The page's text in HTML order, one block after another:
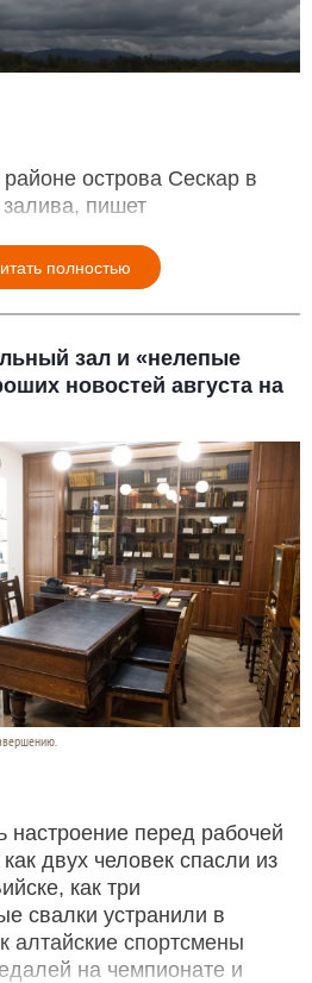
острова Сескар в
пишет
полностью
зал и «нелепые
новостей августа на
настроение перед рабочей
двух человек спасли из
как три
свалки устранили в
алтайские спортсмены
на чемпионате и